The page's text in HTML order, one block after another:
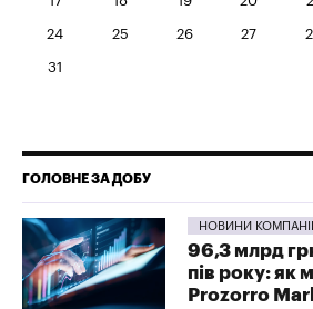
24 25 26 27
31
ГОЛОВНЕ ЗА ДОБУ
НОВИНИ
96,3 млрд
пів року: як
Prozorro